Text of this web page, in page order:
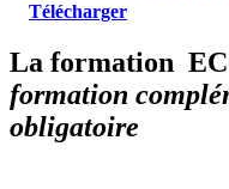
Télécharger
La formation
formation
obligatoire